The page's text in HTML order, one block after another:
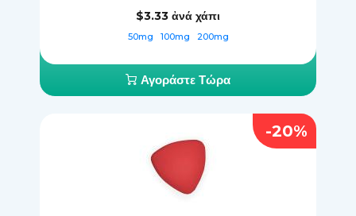
$3.33 ἀνά χάπι
50mg 100mg 200mg
Αγοράστε Τώρα
-20%